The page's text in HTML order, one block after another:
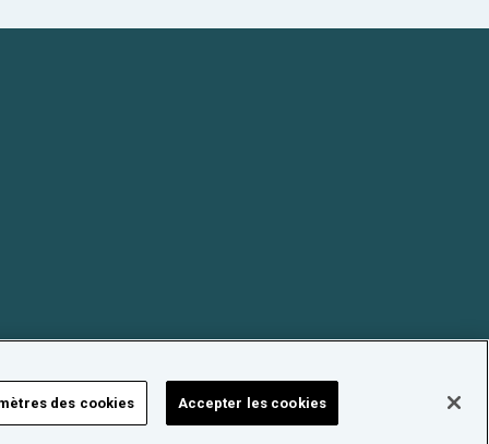
des cookies Accepter les cookies